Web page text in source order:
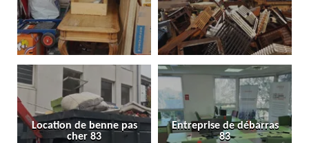
Location de benne pas
cher 83
Entreprise de débarras
83